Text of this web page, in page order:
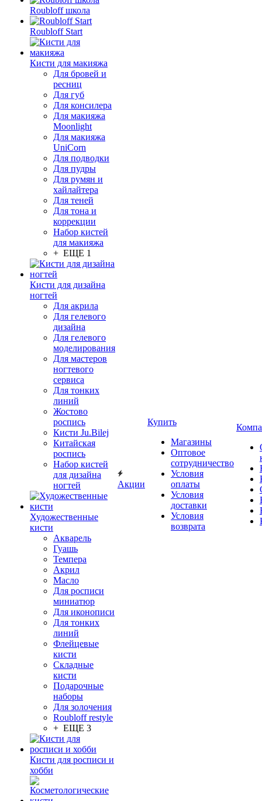
Roubloff школа
Roubloff Start
Кисти для макияжа
Для бровей и
ресниц
Для губ
Для консилера
Для макияжа
Moonlight
Для макияжа
UniCorn
Для подводки
Для пудры
Для румян и
хайлайтера
Для теней
Для тона и
коррекции
Набор кистей
для макияжа
+ ЕЩЕ 1
Кисти для дизайна
ногтей
Для акрила
Для гелевого
дизайна
Для гелевого
моделирования
Для мастеров
ногтевого
сервиса
Для тонких
линий
Жостово
роспись
Кисти Ju.Bilej
Китайская
роспись
Набор кистей
для дизайна
ногтей
Художественные
кисти
Акварель
Гуашь
Темпера
Акрил
Масло
Для росписи
миниатюр
Для иконописи
Для тонких
линий
Флейцевые
кисти
Складные
кисти
Подарочные
наборы
Для золочения
Roubloff restyle
+ ЕЩЕ 3
Кисти для росписи и
хобби
Акции
Купить
Магазины
Оптовое
сотрудничество
Условия
оплаты
Условия
доставки
Условия
возврата